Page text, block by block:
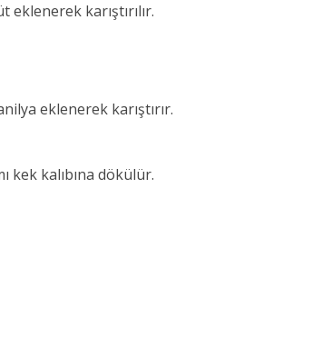
eklenerek karıştırılır.
eklenerek karıştırır.
kek kalıbına dökülür.